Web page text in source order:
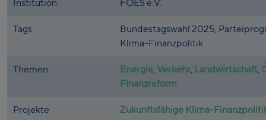
Institution FOES e.V.
Tags
Bundestagswahl 2025,
Klima-Finanzpolitik
Themen Energie, Verkehr, Landwirtschaft,
Finanzreform
Projekte Zukunftsfähige Klima-